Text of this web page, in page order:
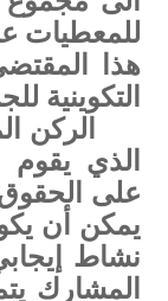
للمعطيات
هذا
التكوينية
الركن
الذي يقوم
على الحقوق
يمكن أن
نشاط
المشارك